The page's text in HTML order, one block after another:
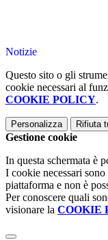
Notizie
Questo sito o gli
cookie necessari al
COOKIE POLICY.
Personalizza Rifiuta
Gestione cookie
In questa schermata è
I cookie necessari
piattaforma e non è
Per conoscere quali
visionare la COOKIE